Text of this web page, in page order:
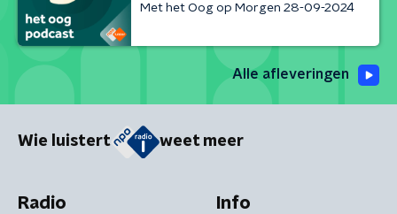
Met het Oog op Morgen 28-09-2024
Alle afleveringen
Wie luistert weet meer
Radio Info